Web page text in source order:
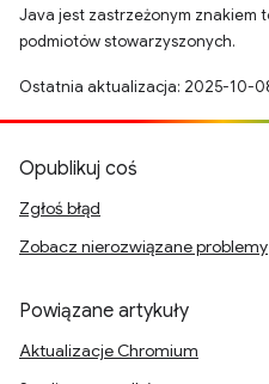
Java jest zastrzeżonym znakiem
podmiotów stowarzyszonych.
Ostatnia aktualizacja: 2025-10-
Opublikuj coś
Zgłoś błąd
Zobacz nierozwiązane problemy
Powiązane artykuły
Aktualizacje Chromium